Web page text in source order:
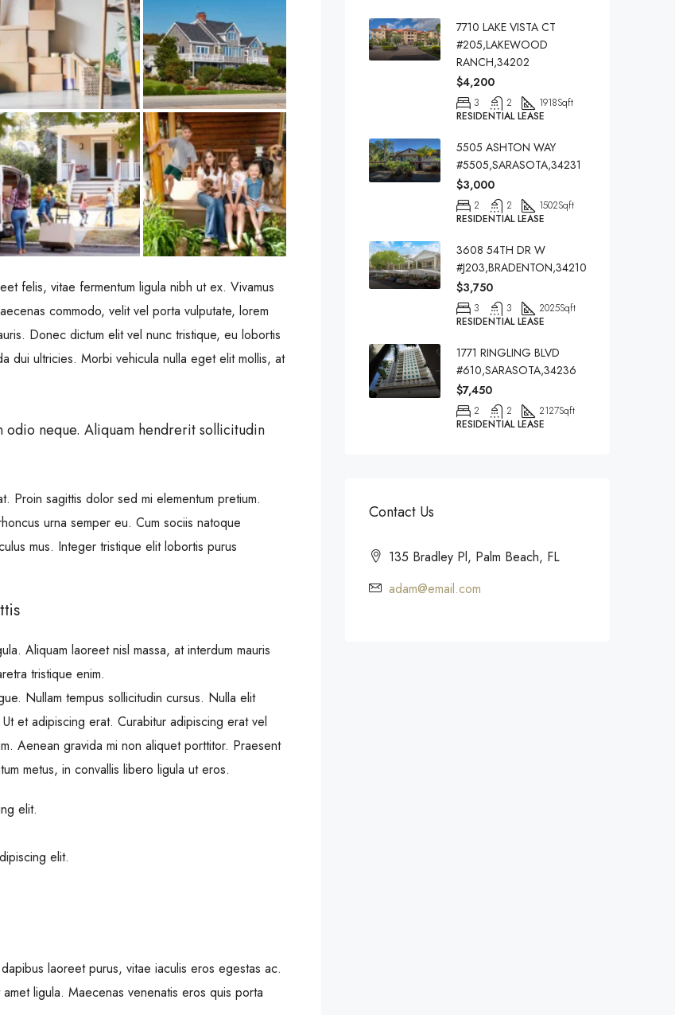
felis, vitae fermentum ligula nibh ut ex. Vivamus
commodo, velit vel porta vulputate, lorem
Donec dictum elit vel nunc tristique, eu lobortis
dui ultricies. Morbi vehicula nulla eget elit mollis, at
odio neque. Aliquam hendrerit sollicitudin
Proin sagittis dolor sed mi elementum pretium.
urna semper eu. Cum sociis natoque
mus. Integer tristique elit lobortis purus
Aliquam laoreet nisl massa, at interdum mauris
tristique enim.
Nullam tempus sollicitudin cursus. Nulla elit
et adipiscing erat. Curabitur adipiscing erat vel
Aenean gravida mi non aliquet porttitor. Praesent
metus, in convallis libero ligula ut eros.
elit.
elit.
laoreet purus, vitae iaculis eros egestas ac.
ligula. Maecenas venenatis eros quis porta
7710 LAKE VISTA CT
#205,LAKEWOOD
RANCH,34202
$4,200
3 2 1918Sqft
RESIDENTIAL LEASE
5505 ASHTON WAY
#5505,SARASOTA,34231
$3,000
2 2 1502Sqft
RESIDENTIAL LEASE
3608 54TH DR W
#J203,BRADENTON,34210
$3,750
3 3 2025Sqft
RESIDENTIAL LEASE
1771 RINGLING BLVD
#610,SARASOTA,34236
$7,450
2 2 2127Sqft
RESIDENTIAL LEASE
Contact Us
135 Bradley Pl, Palm Beach, FL
adam@email.com